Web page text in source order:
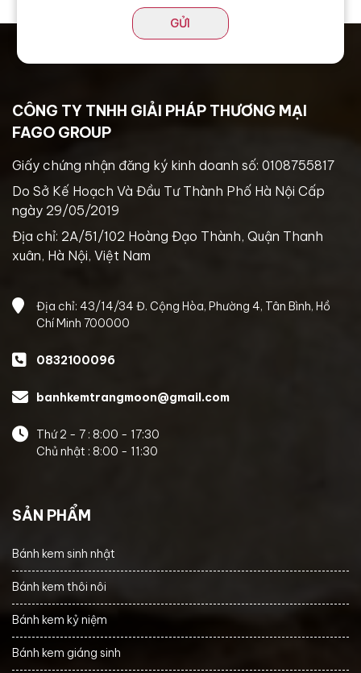
GỬI
CÔNG TY TNHH GIẢI PHÁP THƯƠNG MẠI
FAGO GROUP
Giấy chứng nhận đăng ký kinh doanh số: 0108755817
Do Sở Kế Hoạch Và Đầu Tư Thành Phố Hà Nội Cấp
ngày 29/05/2019
Địa chỉ: 2A/51/102 Hoàng Đạo Thành, Quận Thanh
xuân, Hà Nội, Việt Nam
Địa chỉ: 43/14/34 Đ. Cộng Hòa, Phường 4, Tân Bình, Hồ
Chí Minh 700000
0832100096
banhkemtrangmoon@gmail.com
Thứ 2 - 7 : 8:00 - 17:30
Chủ nhật : 8:00 - 11:30
SẢN PHẨM
Bánh kem sinh nhật
Bánh kem thôi nôi
Bánh kem kỷ niệm
Bánh kem giáng sinh